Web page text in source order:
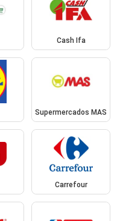
Cash Ifa
Supermercados MAS
Carrefour